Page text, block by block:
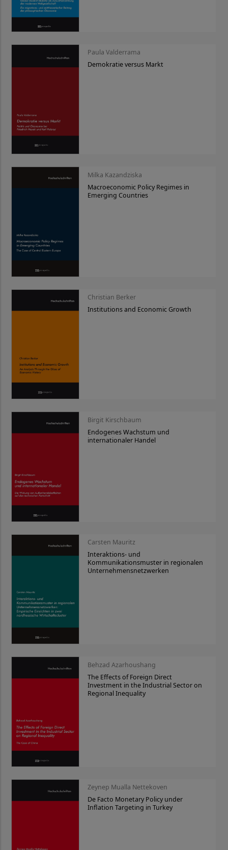
Paula Valderrama
Demokratie versus Markt
Milka Kazandziska
Macroeconomic Policy Regimes in
Emerging Countries
Christian Berker
Institutions and Economic Growth
Birgit Kirschbaum
Endogenes Wachstum und
internationaler Handel
Carsten Mauritz
Interaktions- und
Kommunikationsmuster in regionalen
Unternehmensnetzwerken
Behzad Azarhoushang
The Effects of Foreign Direct
Investment in the Industrial Sector on
Regional Inequality
Zeynep Mualla Nettekoven
De Facto Monetary Policy under
Inflation Targeting in Turkey